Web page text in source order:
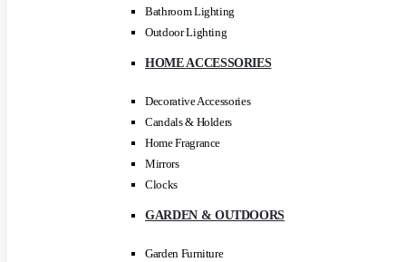
Bathroom Lighting
Outdoor Lighting
HOME ACCESSORIES
Decorative Accessories
Candals & Holders
Home Fragrance
Mirrors
Clocks
GARDEN & OUTDOORS
Garden Furniture